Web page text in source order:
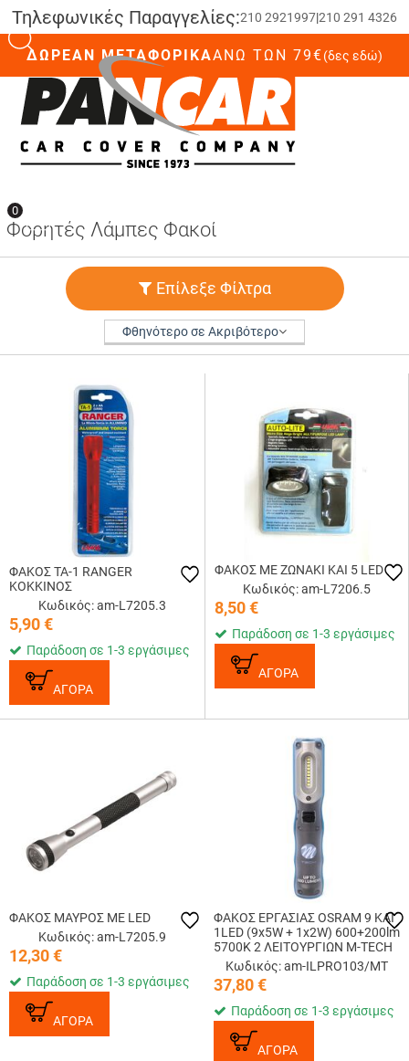
Τηλεφωνικές Παραγγελίες:210 2921997|210 291 4326
ΔΩΡΕΑΝ ΜΕΤΑΦΟΡΙΚΑΆΝΩ ΤΩΝ 79€(δες εδώ)
0
Φορητές Λάμπες Φακοί
Επίλεξε Φίλτρα
Φθηνότερο σε Ακριβότερο
ΦΑΚΟΣ ΤΑ-1 RANGER
ΚΟΚΚΙΝΟΣ
Κωδικός: am-L7205.3
5,90€
Παράδοση σε 1-3 εργάσιμες
ΑΓΟΡΑ
ΦΑΚΟΣ ΜΕ ΖΩΝΑΚΙ ΚΑΙ 5 LED
Κωδικός: am-L7206.5
8,50€
Παράδοση σε 1-3 εργάσιμες
ΑΓΟΡΑ
ΦΑΚΟΣ ΜΑΥΡΟΣ ΜΕ LED
Κωδικός: am-L7205.9
12,30€
Παράδοση σε 1-3 εργάσιμες
ΑΓΟΡΑ
ΦΑΚΟΣ ΕΡΓΑΣΙΑΣ OSRAM 9 ΚΑΙ
1LED (9x5W + 1x2W) 600+200lm
5700K 2 ΛΕΙΤΟΥΡΓΙΩΝ M-TECH
Κωδικός: am-ILPRO103/MT
37,80€
Παράδοση σε 1-3 εργάσιμες
ΑΓΟΡΑ